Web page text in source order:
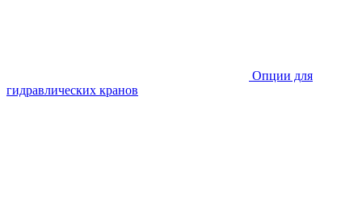
Опции для
гидравлических кранов